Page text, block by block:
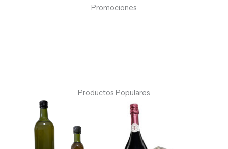
Promociones
Productos Populares
desde
S/ 60.00
hasta